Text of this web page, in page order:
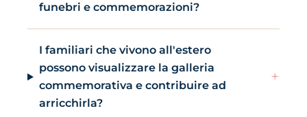
funebri e commemorazioni?
I familiari che vivono all'estero
possono visualizzare la galleria
commemorativa e contribuire ad
arricchirla?
+